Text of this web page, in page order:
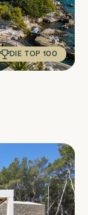
DIE TOP 100